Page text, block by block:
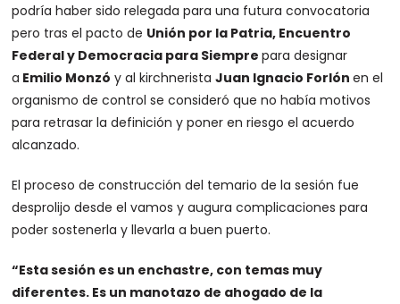
podría haber sido relegada para una futura convocatoria
pero tras el pacto de Unión por la Patria, Encuentro
Federal y Democracia para Siemprepara designar
a Emilio Monzó y al kirchneristaJuan Ignacio Forlónen el
organismo de control se consideró que no había motivos
para retrasar la definición y poner en riesgo el acuerdo
alcanzado.
El proceso de construcción del temario de la sesión fue
desprolijo desde el vamos y augura complicaciones para
poder sostenerla y llevarla a buen puerto.
“Esta sesión es un enchastre, con temas muy
diferentes. Es un manotazo de ahogado de la